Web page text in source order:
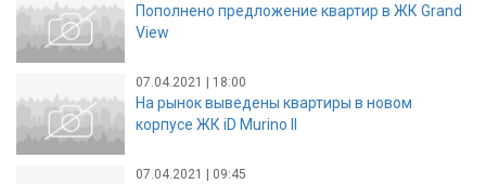
Пополнено предложение квартир в ЖК Grand
View
07.04.2021 | 18:00
На рынок выведены квартиры в новом
корпусе ЖК iD Murino II
07.04.2021 | 09:45